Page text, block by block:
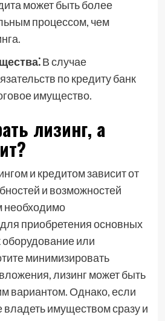
может быть более
процессом, чем
В случае
по кредиту банк
имущество.
лизинг, а
и кредитом зависит от
и возможностей
необходимо
приобретения основных
оборудование или
минимизировать
лизинг может быть
вариантом. Однако, если
владеть имуществом сразу и